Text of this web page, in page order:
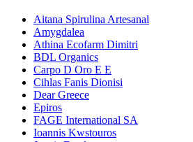
Aitana Spirulina Artesanal
Amygdalea
Athina Ecofarm Dimitri
BDL Organics
Carpo D Oro E E
Cihlas Fanis Dionisi
Dear Greece
Epiros
FAGE International SA
Ioannis Kwstouros